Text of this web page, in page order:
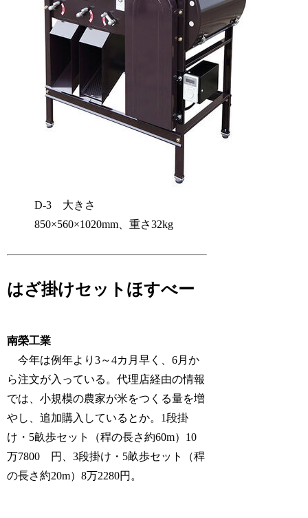
D-3 大きさ
850×560×1020mm、重さ32kg
はざ掛けセットほすべー
南榮工業
今年は例年より3～4カ月早く、6月か
ら注文が入っている。代理店経由の情報
では、小規模の農家が米をつくる量を増
やし、追加購入しているとか。1段掛
け・5畝歩セット（稈の長さ約60m）10
万7800 円、3段掛け・5畝歩セット（稈
の長さ約20m）8万2280円。